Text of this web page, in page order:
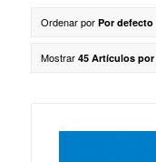
Ordenar por Por defecto
Mostrar 45 Artículos